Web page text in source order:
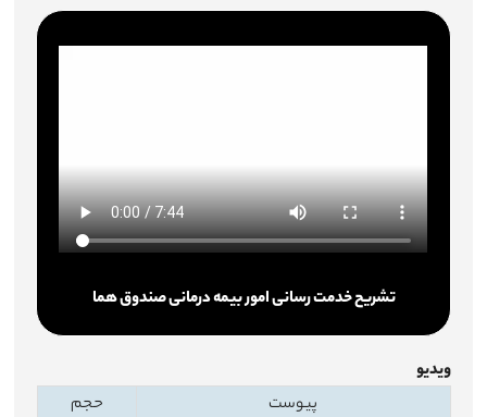
شرکت‌ها
ارتباط با مدیرعامل
تشریح خدمت رسانی امور بیمه درمانی صندوق هما
ویدیو
پیوست
حجم